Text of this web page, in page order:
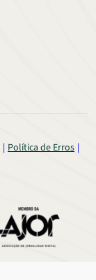
Política de Erros